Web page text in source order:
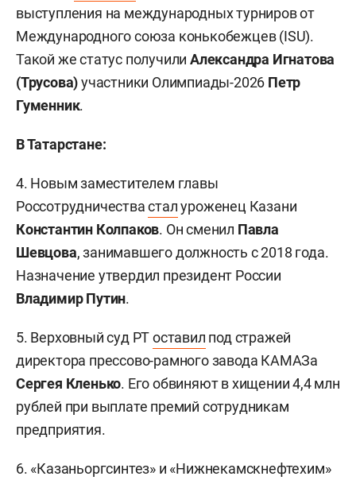
выступления на международных турниров от
Международного союза конькобежцев (ISU).
Такой же статус получилиАлександра Игнатова
(Трусова)участники Олимпиады-2026 Петр
Гуменник.
В Татарстане:
4. Новым заместителем главы
Россотрудничествасталуроженец Казани
Константин Колпаков. Он сменил Павла
Шевцова, занимавшего должность с 2018 года.
Назначение утвердил президент России
Владимир Путин.
5. Верховный суд РТоставил под стражей
директора прессово-рамного завода КАМАЗа
Сергея Кленько. Его обвиняют в хищении 4,4 млн
рублей при выплате премий сотрудникам
предприятия.
6. «Казаньоргсинтез» и «Нижнекамскнефтехим»